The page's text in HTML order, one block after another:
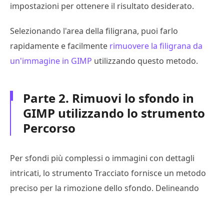
impostazioni per ottenere il risultato desiderato.
Selezionando l'area della filigrana, puoi farlo
rapidamente e facilmente rimuovere la filigrana da
un'immagine in GIMP utilizzando questo metodo.
Parte 2. Rimuovi lo sfondo in
GIMP utilizzando lo strumento
Percorso
Per sfondi più complessi o immagini con dettagli
intricati, lo strumento Tracciato fornisce un metodo
preciso per la rimozione dello sfondo. Delineando